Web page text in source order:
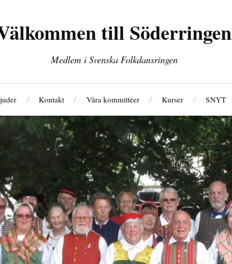
till Söderringen
Medlem i Svenska Folkdansringen
Kontakt Våra kommittéer Kurser SNYT